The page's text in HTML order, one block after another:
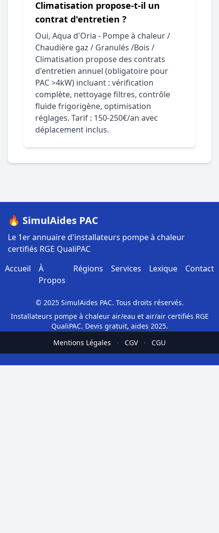
Climatisation propose-t-il un
contrat d'entretien ?
Oui, Aqua d'Oria - Pompe à chaleur /
Chaudière gaz / Granulés /Bois /
Climatisation propose des contrats
d'entretien annuel (obligatoire pour
PAC >4kW) incluant : vérification
complète, nettoyage filtres, contrôle
fluide frigorigène, optimisation
réglages. Tarif : 150-250€/an avec
déplacement inclus.
🔥 SimulAides PAC
Le 1er annuaire d'installateurs pompe à chaleur
certifiés RGE QualiPAC
Accueil
À
Propos
Régions Services Lexique Contact
© 2025 SimulAides PAC. Tous droits réservés.
Installateurs pompe à chaleur air/eau et air/air certifiés RGE
QualiPAC. Devis gratuit, aides 2025.
Mentions Légales
· CGV · CGU